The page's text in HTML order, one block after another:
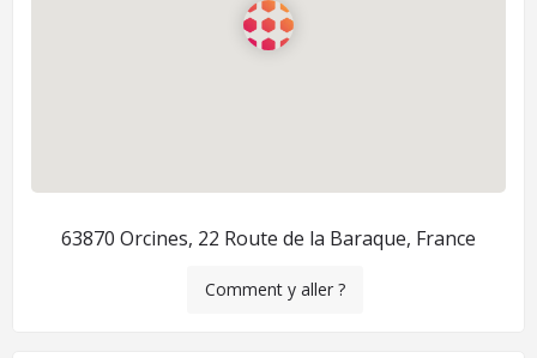
63870 Orcines, 22 Route de la Baraque, France
Comment y aller ?